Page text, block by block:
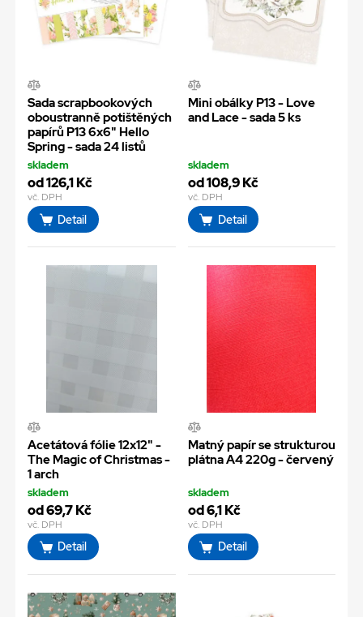
Sada scrapbookových
oboustranně potištěných
papírů P13 6x6" Hello
Spring - sada 24 listů
skladem
od 126,1 Kč
vč. DPH
Detail
Mini obálky P13 - Love
and Lace - sada 5 ks
skladem
od 108,9 Kč
vč. DPH
Detail
Acetátová fólie 12x12" -
The Magic of Christmas -
1 arch
skladem
od 69,7 Kč
vč. DPH
Detail
Matný papír se strukturou
plátna A4 220g - červený
skladem
od 6,1 Kč
vč. DPH
Detail